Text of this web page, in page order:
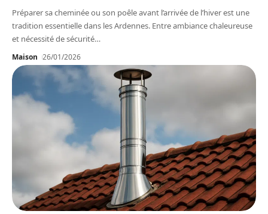
Préparer sa cheminée ou son poêle avant l’arrivée de l’hiver est une
tradition essentielle dans les Ardennes. Entre ambiance chaleureuse
et nécessité de sécurité…
Maison 26/01/2026